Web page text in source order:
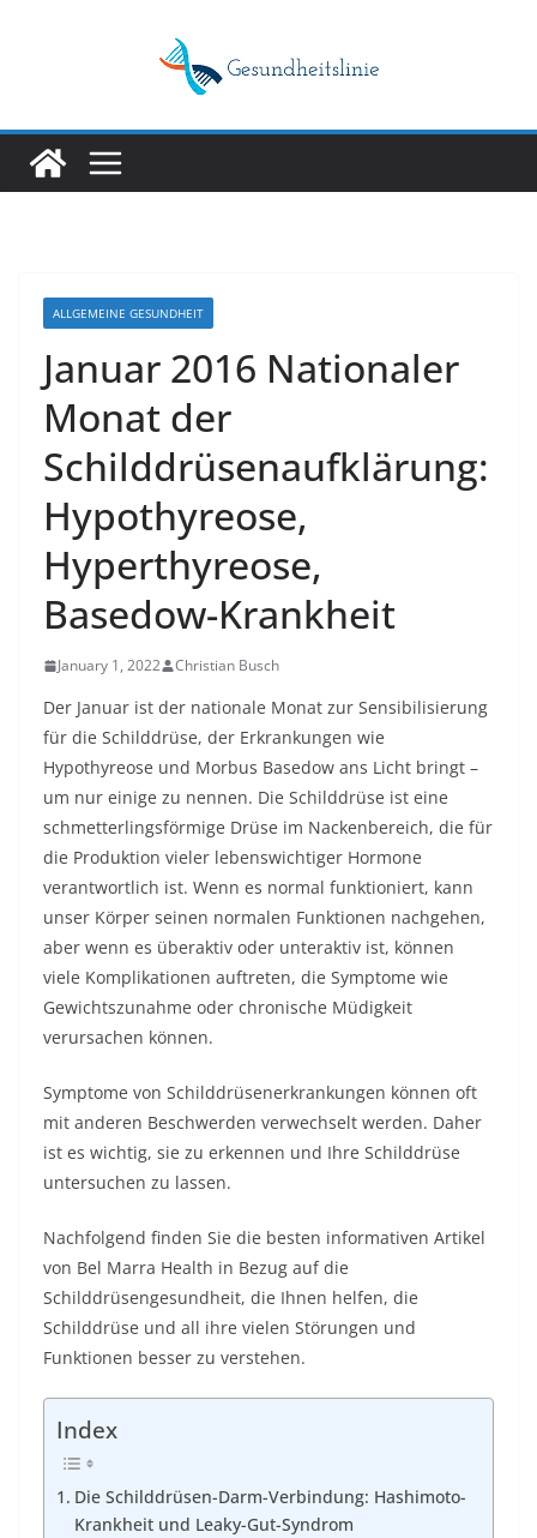
ALLGEMEINE GESUNDHEIT
Januar 2016 Nationaler
Monat der
Schilddrüsenaufklärung:
Hypothyreose,
Hyperthyreose,
Basedow-Krankheit
January 1, 2022 Christian Busch
Der Januar ist der nationale Monat zur Sensibilisierung
für die Schilddrüse, der Erkrankungen wie
Hypothyreose und Morbus Basedow ans Licht bringt –
um nur einige zu nennen. Die Schilddrüse ist eine
schmetterlingsförmige Drüse im Nackenbereich, die für
die Produktion vieler lebenswichtiger Hormone
verantwortlich ist. Wenn es normal funktioniert, kann
unser Körper seinen normalen Funktionen nachgehen,
aber wenn es überaktiv oder unteraktiv ist, können
viele Komplikationen auftreten, die Symptome wie
Gewichtszunahme oder chronische Müdigkeit
verursachen können.
Symptome von Schilddrüsenerkrankungen können oft
mit anderen Beschwerden verwechselt werden. Daher
ist es wichtig, sie zu erkennen und Ihre Schilddrüse
untersuchen zu lassen.
Nachfolgend finden Sie die besten informativen Artikel
von Bel Marra Health in Bezug auf die
Schilddrüsengesundheit, die Ihnen helfen, die
Schilddrüse und all ihre vielen Störungen und
Funktionen besser zu verstehen.
Index
Die Schilddrüsen-Darm-Verbindung: Hashimoto-
Krankheit und Leaky-Gut-Syndrom